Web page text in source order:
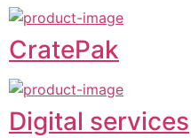
CratePak
Digital services